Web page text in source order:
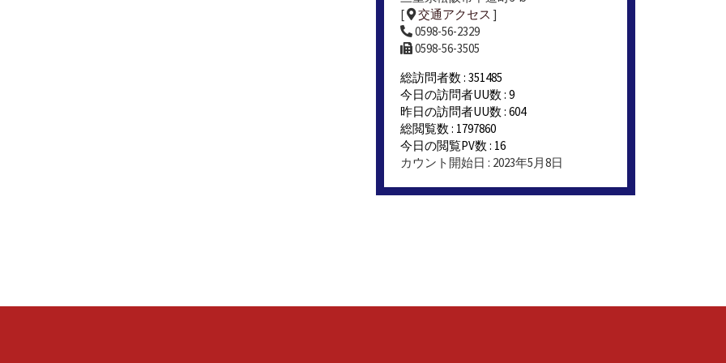
[
交通アクセス ]
0598-56-2329
0598-56-3505
総訪問者数 : 351485
今日の訪問者UU数 : 9
昨日の訪問者UU数 : 604
総閲覧数 : 1797860
今日の閲覧PV数 : 16
カウント開始日 : 2023年5月8日